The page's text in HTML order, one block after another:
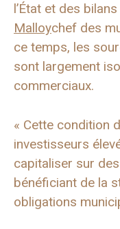
l’État et des
Malloychef des
ce temps, les
sont largement
commerciaux.
« Cette condition
investisseurs
capitaliser sur
bénéficiant de la
obligations